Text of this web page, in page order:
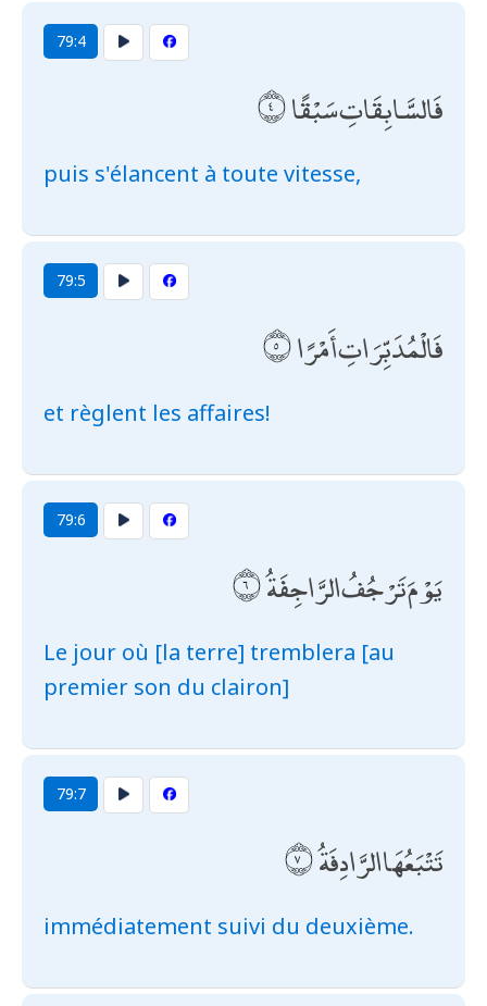
79:4
فَالسَّابِقَاتِ سَبْقًا
puis s'élancent à toute vitesse,
79:5
فَالْمُدَبِّرَاتِ أَمْرًا
et règlent les affaires!
79:6
يَوْمَ تَرْجُفُ الرَّاجِفَةُ
Le jour où [la terre] tremblera [au
premier son du clairon]
79:7
تَتْبَعُهَا الرَّادِفَةُ
immédiatement suivi du deuxième.